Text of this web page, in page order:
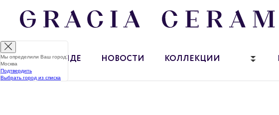
О БРЕНДЕ НОВОСТИ КОЛЛЕКЦИИ
Мы определили Ваш город:
Москва
Подтвердить
Выбрать город из списка